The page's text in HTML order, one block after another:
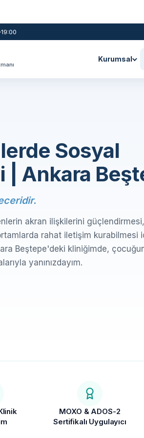
Kurumsal
Sosyal
| Ankara
akran ilişkilerini güçlendirmesi,
rahat iletişim kurabilmesi
Beştepe'deki kliniğimde,
yanınızdayım.
MOXO & ADOS-2
Sertifikalı Uygulayıcı